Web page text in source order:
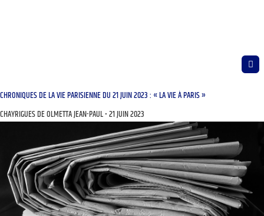
CHRONIQUES DE LA VIE PARISIENNE DU 21 JUIN 2023 : « LA VIE À PARIS »
CHAYRIGUES DE OLMETTA JEAN-PAUL 21 JUIN 2023